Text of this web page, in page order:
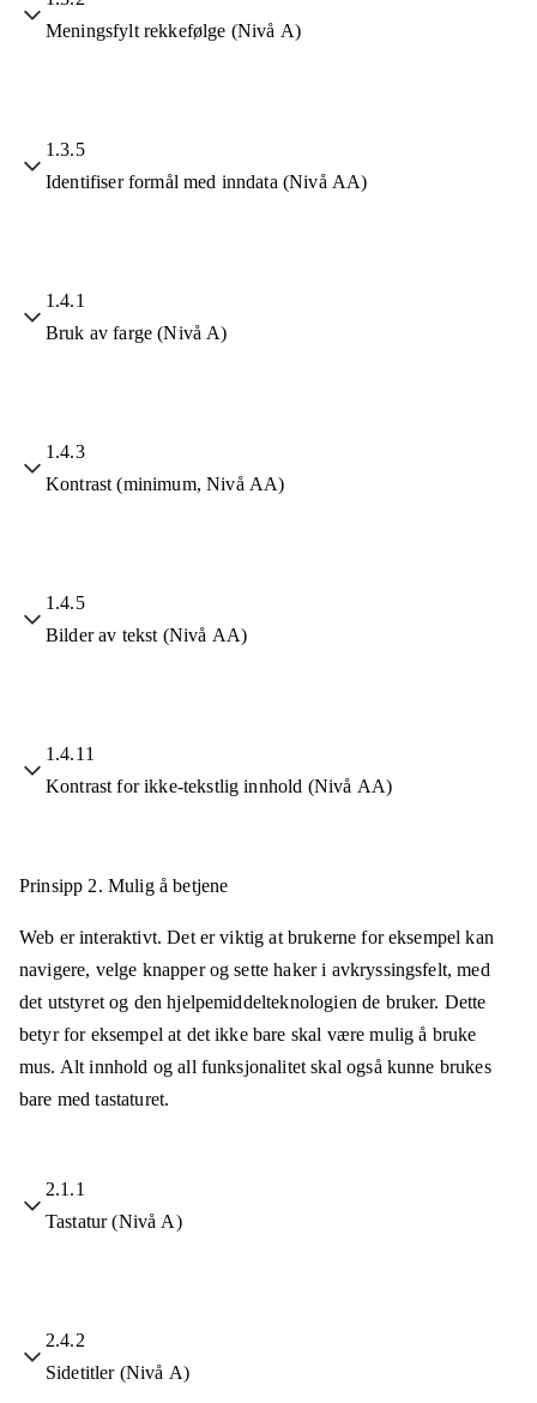
Meningsfylt rekkefølge (Nivå A)
1.3.5
Identifiser formål med inndata (Nivå AA)
1.4.1
Bruk av farge (Nivå A)
1.4.3
Kontrast (minimum, Nivå AA)
1.4.5
Bilder av tekst (Nivå AA)
1.4.11
Kontrast for ikke-tekstlig innhold (Nivå AA)
Prinsipp 2. Mulig å betjene
Web er interaktivt. Det er viktig at brukerne for eksempel kan
navigere, velge knapper og sette haker i avkryssingsfelt, med
det utstyret og den hjelpemiddelteknologien de bruker. Dette
betyr for eksempel at det ikke bare skal være mulig å bruke
mus. Alt innhold og all funksjonalitet skal også kunne brukes
bare med tastaturet.
2.1.1
Tastatur (Nivå A)
2.4.2
Sidetitler (Nivå A)